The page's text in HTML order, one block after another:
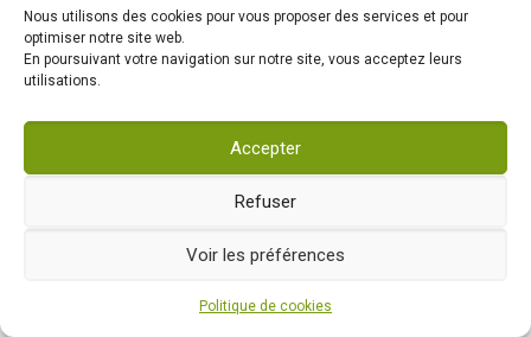
Nous utilisons des cookies pour vous proposer des services et pour
optimiser notre site web.
En poursuivant votre navigation sur notre site, vous acceptez leurs
utilisations.
Accepter
Refuser
Voir les préférences
Politique de cookies
Possibilité de rendez vous en dehors de ces horaires
Mentions légales—Contact
Création & hébergement :